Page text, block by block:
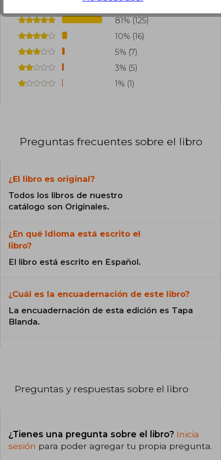
81% (125)
10% (16)
5% (7)
3% (5)
1% (1)
Preguntas frecuentes sobre el libro
¿El libro es original?
Todos los libros de nuestro
catálogo son Originales.
¿En qué Idioma está escrito el
libro?
El libro está escrito en Español.
¿Cuál es la encuadernación de este libro?
La encuadernación de esta edición es Tapa
Blanda.
Preguntas y respuestas sobre el libro
¿Tienes una pregunta sobre el libro? Inicia
sesión para poder agregar tu propia pregunta.